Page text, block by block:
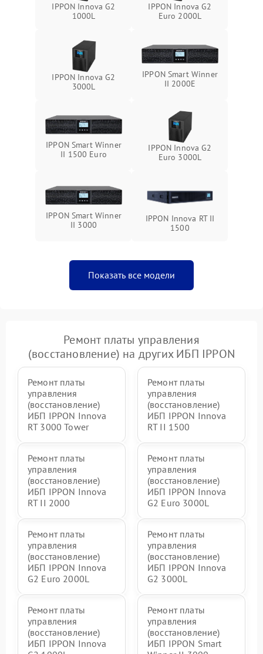
переключения
Неисправность системы
1500 ₽ Подробнее →
Повреждение внутренних
проводов
Подробнее →
Неисправность системы
Подробнее →
Поломка системы защиты
от перегрузок
1000 ₽ Подробнее →
Неисправность системы
Повреждение системы
защиты от перегрева
перенапряжения
IPPON Innova G2
1000L
IPPON Innova G2
Euro 2000L
IPPON Innova G2
3000L
IPPON Smart Winner
II 2000E
IPPON Smart Winner
II 1500 Euro
IPPON Innova G2
Euro 3000L
IPPON Smart Winner
II 3000
IPPON Innova RT II
1500
Показать все модели
Ремонт платы управления
(восстановление) на других ИБП IPPON
Ремонт платы
управления
(восстановление)
ИБП IPPON Innova
RT 3000 Tower
Ремонт платы
управления
(восстановление)
ИБП IPPON Innova
RT II 1500
Ремонт платы
управления
(восстановление)
ИБП IPPON Innova
RT II 2000
Ремонт платы
управления
(восстановление)
ИБП IPPON Innova
G2 Euro 3000L
Ремонт платы
управления
(восстановление)
ИБП IPPON Innova
G2 Euro 2000L
Ремонт платы
управления
(восстановление)
ИБП IPPON Innova
G2 3000L
Ремонт платы
управления
(восстановление)
ИБП IPPON Innova
Ремонт платы
управления
(восстановление)
ИБП IPPON Smart